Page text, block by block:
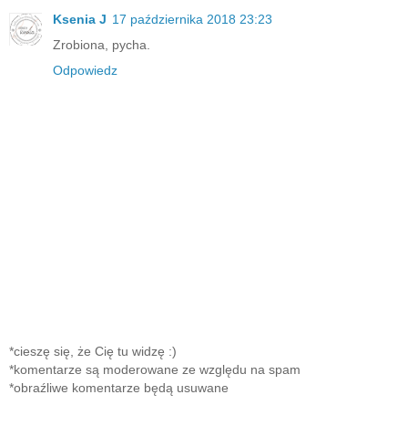
Ksenia J 17 października 2018 23:23
Zrobiona, pycha.
Odpowiedz
*cieszę się, że Cię tu widzę :)
*komentarze są moderowane ze względu na spam
*obraźliwe komentarze będą usuwane